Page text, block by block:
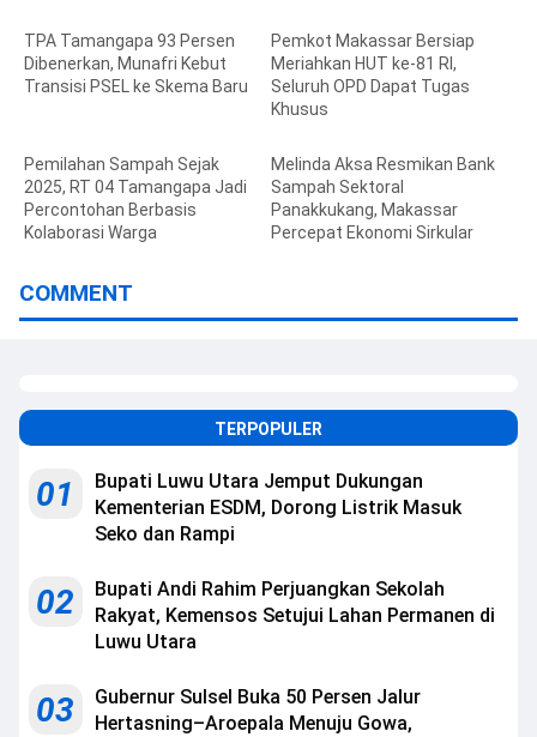
TPA Tamangapa 93 Persen
Dibenerkan, Munafri Kebut
Transisi PSEL ke Skema Baru
Pemkot Makassar Bersiap
Meriahkan HUT ke-81 RI,
Seluruh OPD Dapat Tugas
Khusus
Pemilahan Sampah Sejak
2025, RT 04 Tamangapa Jadi
Percontohan Berbasis
Kolaborasi Warga
Melinda Aksa Resmikan Bank
Sampah Sektoral
Panakkukang, Makassar
Percepat Ekonomi Sirkular
COMMENT
TERPOPULER
01
Bupati Luwu Utara Jemput Dukungan
Kementerian ESDM, Dorong Listrik Masuk
Seko dan Rampi
02
Bupati Andi Rahim Perjuangkan Sekolah
Rakyat, Kemensos Setujui Lahan Permanen di
Luwu Utara
03
Gubernur Sulsel Buka 50 Persen Jalur
Hertasning–Aroepala Menuju Gowa,